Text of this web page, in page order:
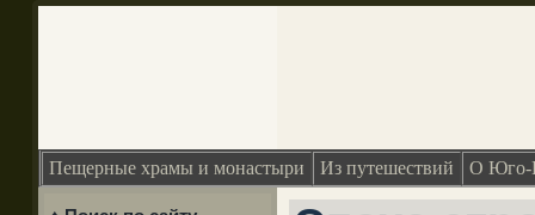
Пещерные храмы и монастыри Из путешествий О Юго-